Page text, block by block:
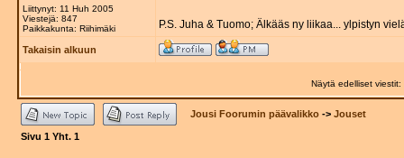
Liittynyt: 11 Huh 2005
Viestejä: 847
Paikkakunta: Riihimäki
P.S. Juha & Tuomo; Älkääs ny liikaa... ylpistyn
Takaisin alkuun
Näytä edelliset viestit:
Jousi Foorumin päävalikko -> Jouset
Sivu 1 Yht. 1